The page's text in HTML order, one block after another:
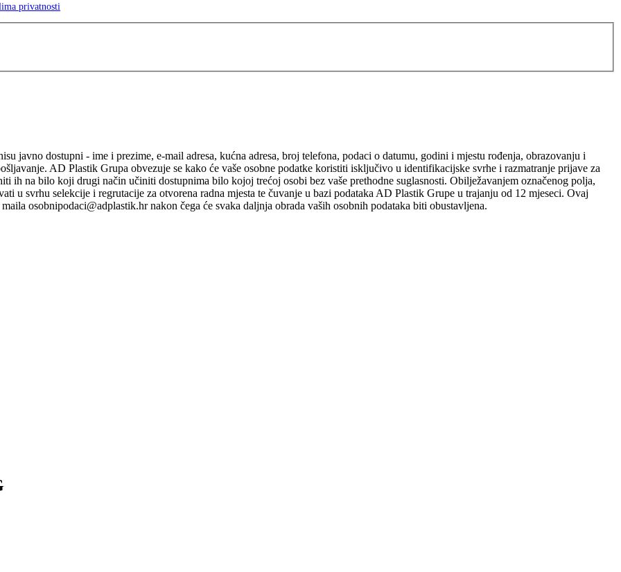
privatnosti
javno dostupni - ime i prezime, e-mail adresa, kućna adresa, broj telefona, podaci o datumu, godini i mjestu rođenja, obrazovanju i
AD Plastik Grupa obvezuje se kako će vaše osobne podatke koristiti isključivo u identifikacijske svrhe i razmatranje prijave za
ih na bilo koji drugi način učiniti dostupnima bilo kojoj trećoj osobi bez vaše prethodne suglasnosti. Obilježavanjem označenog polja,
u svrhu selekcije i regrutacije za otvorena radna mjesta te čuvanje u bazi podataka AD Plastik Grupe u trajanju od 12 mjeseci. Ovaj
osobnipodaci@adplastik.hr nakon čega će svaka daljnja obrada vaših osobnih podataka biti obustavljena.